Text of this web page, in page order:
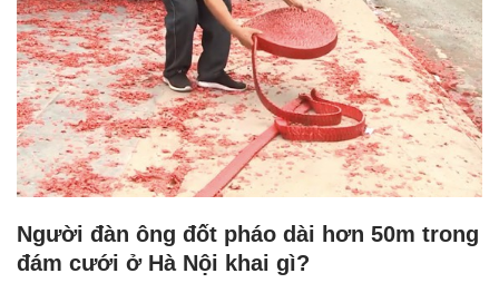
Người đàn ông đốt pháo dài hơn 50m trong
đám cưới ở Hà Nội khai gì?